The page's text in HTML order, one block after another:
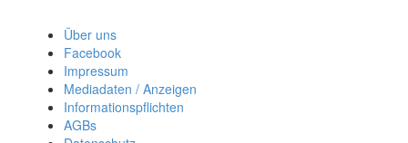
Über uns
Facebook
Impressum
Mediadaten / Anzeigen
Informationspflichten
AGBs